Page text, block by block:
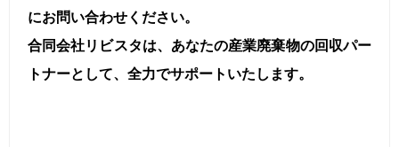
にお問い合わせください。
合同会社リビスタは、あなたの産業廃棄物の回収パー
トナーとして、全力でサポートいたします。